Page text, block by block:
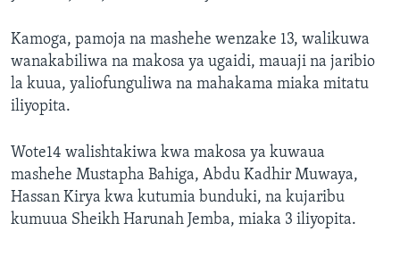
Kamoga, pamoja na mashehe wenzake 13, walikuwa
wanakabiliwa na makosa ya ugaidi, mauaji na jaribio
la kuua, yaliofunguliwa na mahakama miaka mitatu
iliyopita.
Wote14 walishtakiwa kwa makosa ya kuwaua
mashehe Mustapha Bahiga, Abdu Kadhir Muwaya,
Hassan Kirya kwa kutumia bunduki, na kujaribu
kumuua Sheikh Harunah Jemba, miaka 3 iliyopita.